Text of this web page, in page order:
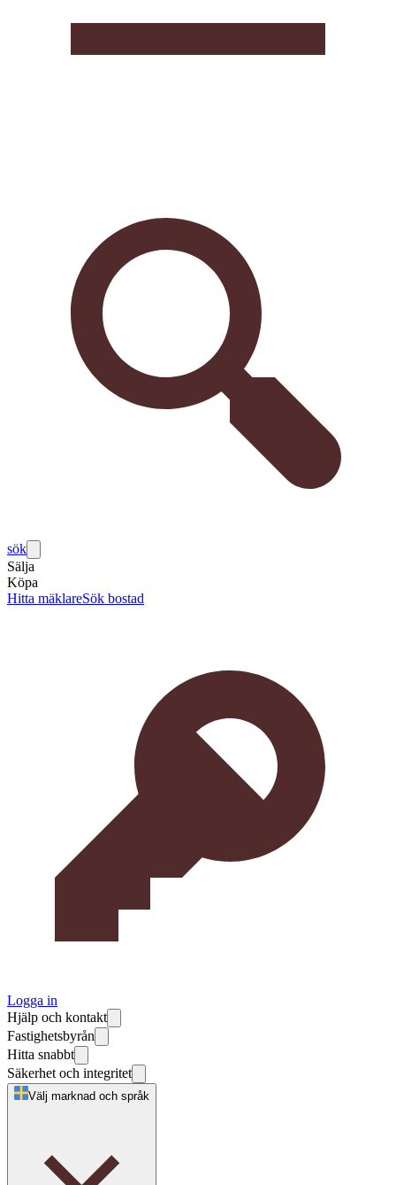
sök
Sälja
Köpa
Hitta mäklareSök bostad
Logga in
Hjälp och kontakt
Fastighetsbyrån
Hitta snabbt
Säkerhet och integritet
Välj marknad och språk